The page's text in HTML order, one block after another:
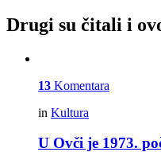
Drugi su čitali i
13 Komentara
in Kultura
U Ovči je 1973.